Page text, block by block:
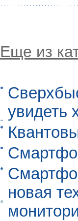
Еще из
увидеть
новая